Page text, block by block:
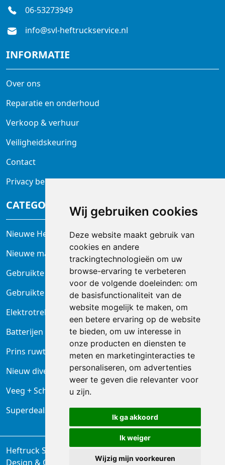
Wij gebruiken cookies
Deze website maakt gebruik van
cookies en andere
trackingtechnologieën om uw
browse-ervaring te verbeteren
voor de volgende doeleinden: om
de basisfunctionaliteit van de
website mogelijk te maken, om
een betere ervaring op de website
te bieden, om uw interesse in
onze producten en diensten te
meten en marketinginteracties te
personaliseren, om advertenties
weer te geven die relevanter voor
u zijn.
Ik ga akkoord
Ik weiger
Wijzig mijn voorkeuren
06-53273949
info@svl-heftruckservice.nl
INFORMATIE
Over ons
Reparatie en onderhoud
Verkoop & verhuur
Veiligheidskeuring
Contact
Privacy beleid
CATEGORIEËN
Nieuwe Heftrucks
Nieuwe magazijntrucks
Gebruikte heftrucks
Gebruikte magazijnheftrucks
Elektrotrekkers
Batterijen en laders
Prins ruwterrein heftruck
Nieuw diversen
Veeg + Schrobmachine
Superdeals Reinigingsmachines
Heftruck Service B.V. Waddinxveen ©
Design & Ontwikkeling doorDIMA.